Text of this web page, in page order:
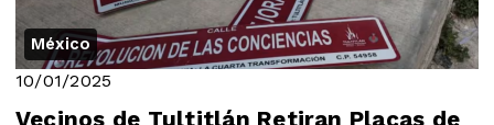
México
10/01/2025
Vecinos de Tultitlán Retiran Placas de